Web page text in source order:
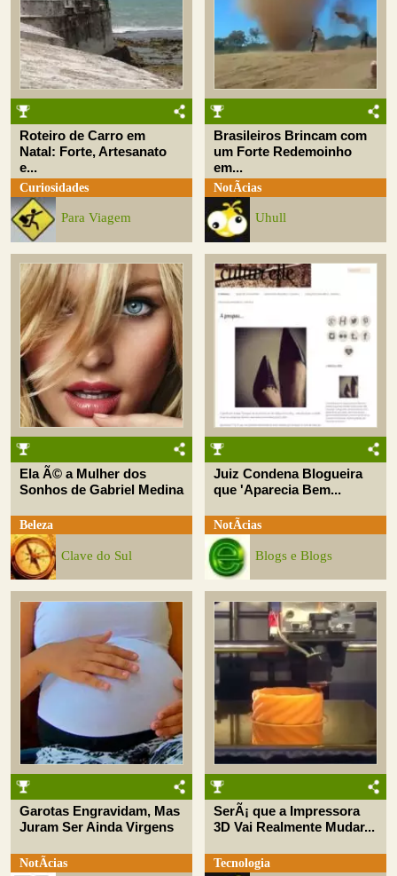
Roteiro de Carro em
Natal: Forte, Artesanato
e...
Curiosidades
Para Viagem
Brasileiros Brincam com
um Forte Redemoinho
em...
NotÃ­cias
Uhull
Ela Ã© a Mulher dos
Sonhos de Gabriel Medina
Beleza
Clave do Sul
Juiz Condena Blogueira
que 'Aparecia Bem...
NotÃ­cias
Blogs e Blogs
Garotas Engravidam, Mas
Juram Ser Ainda Virgens
NotÃ­cias
SerÃ¡ que a Impressora
3D Vai Realmente Mudar...
Tecnologia